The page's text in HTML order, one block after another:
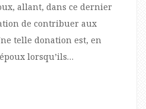
allant, dans ce dernier
de contribuer aux
telle donation est, en
lorsqu’ils…